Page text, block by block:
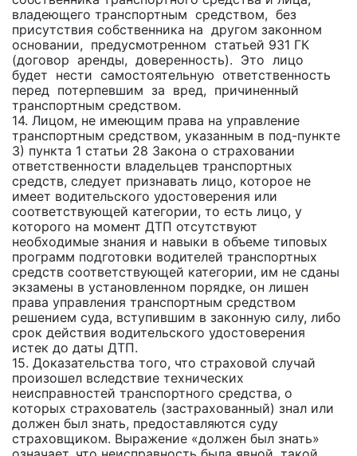
владеющего транспортным средством, без
присутствия собственника на другом законном
основании, предусмотренном статьей 931 ГК
(договор аренды, доверенность). Это лицо
будет нести самостоятельную ответственность
перед потерпевшим за вред, причиненный
транспортным средством.
14. Лицом, не имеющим права на управление
транспортным средством, указанным в под-пункте
3) пункта 1 статьи 28 Закона о страховании
ответственности владельцев транспортных
средств, следует признавать лицо, которое не
имеет водительского удостоверения или
соответствующей категории, то есть лицо, у
которого на момент ДТП отсутствуют
необходимые знания и навыки в объеме типовых
программ подготовки водителей транспортных
средств соответствующей категории, им не сданы
экзамены в установленном порядке, он лишен
права управления транспортным средством
решением суда, вступившим в законную силу, либо
срок действия водительского удостоверения
истек до даты ДТП.
15. Доказательства того, что страховой случай
произошел вследствие технических
неисправностей транспортного средства, о
которых страхователь (застрахованный) знал или
должен был знать, предоставляются суду
страховщиком. Выражение «должен был знать»